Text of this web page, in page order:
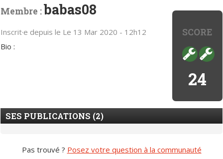
SCORE
24
Membre :babas08
Inscrit·e depuis le Le 13 Mar 2020 - 12h12
Bio :
SES PUBLICATIONS (2)
Pas trouvé ? Posez votre question à la communauté